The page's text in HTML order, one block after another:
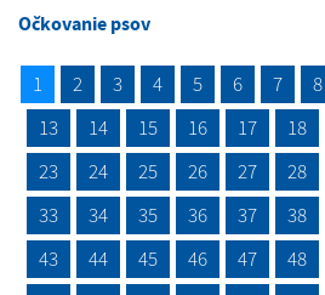
Očkovanie psov
1 2 3 4 5 6 7 8
13
14 15 16 17 18
23
24 25 26 27 28
33
34 35 36 37 38
43
44 45 46 47 48